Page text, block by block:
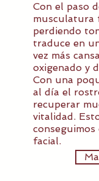
Con el paso
musculatura
perdiendo
traduce en
vez más
oxigenado y
Con una
al día el
recuperar
vitalidad.
conseguimos
facial.